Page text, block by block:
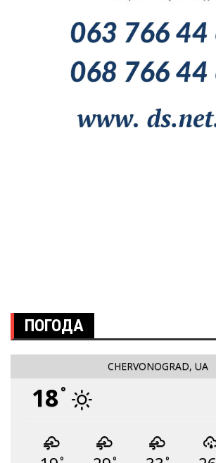
ПОГОДА
CHERVONOGRAD, UA
18°